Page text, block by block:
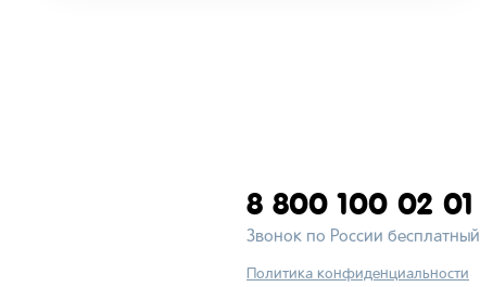
8 800 100 02 01
Звонок по России бесплатный
Политика конфиденциальности